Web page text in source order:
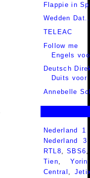
Flappie in
Wedden
TELEAC
Follow me
Engels
Deutsch
Duits voor
Annebelle
Nederland
Nederland
RTL8,SBS6
Tien,Yorin
Central ,